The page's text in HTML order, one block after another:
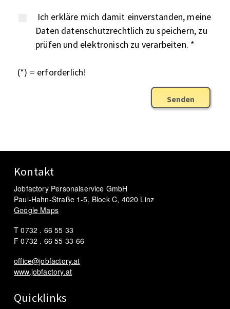
Ich erkläre mich damit einverstanden, meine
Daten datenschutzrechtlich zu speichern, zu
prüfen und elektronisch zu verarbeiten. *
(*) = erforderlich!
Senden
Kontakt
Jobfactory Personalservice GmbH
Paul-Hahn-Straße 1-5, Block C, 4020 Linz
Google Maps
T 0732 . 66 55 33
F 0732 . 66 55 33-66
office@jobfactory.at
www.jobfactory.at
Quicklinks